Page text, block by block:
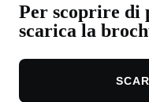
Per scoprire di
scarica la